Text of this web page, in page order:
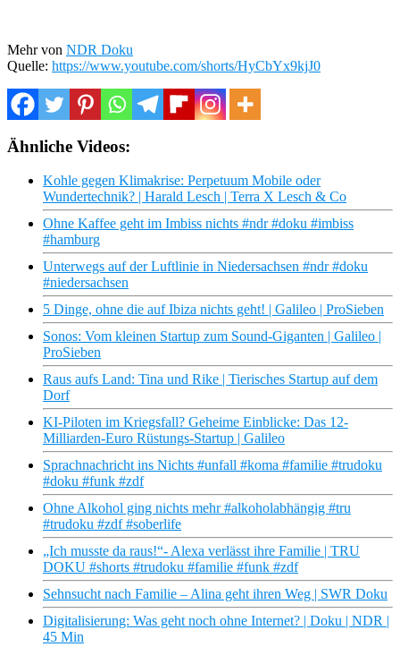
Mehr von NDR Doku
Quelle: https://www.youtube.com/shorts/HyCbYx9kjJ0
Ähnliche Videos:
Kohle gegen Klimakrise: Perpetuum Mobile oder
Wundertechnik? | Harald Lesch | Terra X Lesch & Co
Ohne Kaffee geht im Imbiss nichts #ndr #doku #imbiss
#hamburg
Unterwegs auf der Luftlinie in Niedersachsen #ndr #doku
#niedersachsen
5 Dinge, ohne die auf Ibiza nichts geht! | Galileo | ProSieben
Sonos: Vom kleinen Startup zum Sound-Giganten | Galileo |
ProSieben
Raus aufs Land: Tina und Rike | Tierisches Startup auf dem
Dorf
KI-Piloten im Kriegsfall? Geheime Einblicke: Das 12-
Milliarden-Euro Rüstungs-Startup | Galileo
Sprachnachricht ins Nichts #unfall #koma #familie #trudoku
#doku #funk #zdf
Ohne Alkohol ging nichts mehr #alkoholabhängig #tru
#trudoku #zdf #soberlife
„Ich musste da raus!“- Alexa verlässt ihre Familie | TRU
DOKU #shorts #trudoku #familie #funk #zdf
Sehnsucht nach Familie – Alina geht ihren Weg | SWR Doku
Digitalisierung: Was geht noch ohne Internet? | Doku | NDR |
45 Min